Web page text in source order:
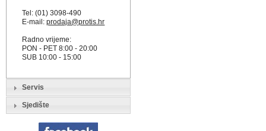
Tel: (01) 3098-490
E-mail:prodaja@protis.hr
Radno vrijeme:
PON - PET 8:00 - 20:00
SUB 10:00 - 15:00
Servis
Sjedište